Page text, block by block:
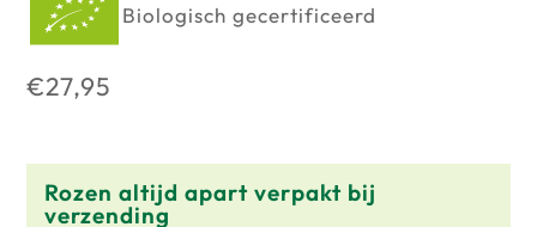
Biologisch gecertificeerd
€27,95
Rozen altijd apart verpakt bij
verzending